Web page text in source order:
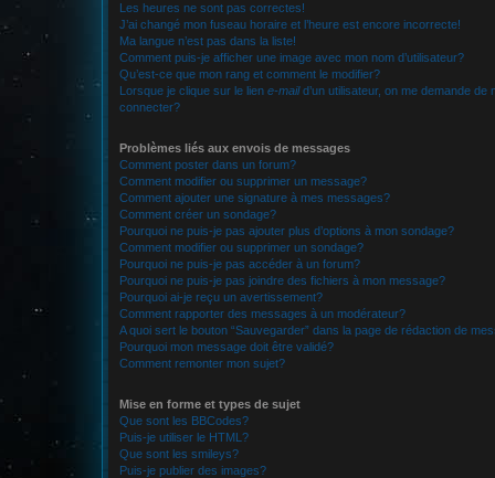
Les heures ne sont pas correctes!
J’ai changé mon fuseau horaire et l’heure est encore incorrecte!
Ma langue n’est pas dans la liste!
Comment puis-je afficher une image avec mon nom d’utilisateur?
Qu’est-ce que mon rang et comment le modifier?
Lorsque je clique sur le lien e-maild’un utilisateur, on me demande de
connecter?
Problèmes liés aux envois de messages
Comment poster dans un forum?
Comment modifier ou supprimer un message?
Comment ajouter une signature à mes messages?
Comment créer un sondage?
Pourquoi ne puis-je pas ajouter plus d’options à mon sondage?
Comment modifier ou supprimer un sondage?
Pourquoi ne puis-je pas accéder à un forum?
Pourquoi ne puis-je pas joindre des fichiers à mon message?
Pourquoi ai-je reçu un avertissement?
Comment rapporter des messages à un modérateur?
A quoi sert le bouton “Sauvegarder” dans la page de rédaction de
Pourquoi mon message doit être validé?
Comment remonter mon sujet?
Mise en forme et types de sujet
Que sont les BBCodes?
Puis-je utiliser le HTML?
Que sont les smileys?
Puis-je publier des images?